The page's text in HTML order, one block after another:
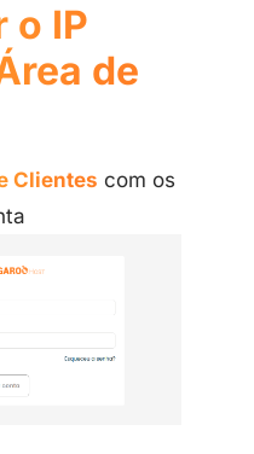
o IP
de
Clientes com os